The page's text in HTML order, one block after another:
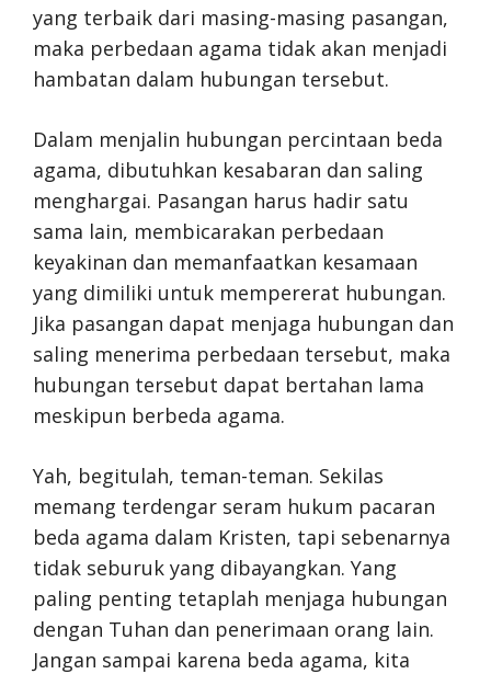
yang terbaik dari masing-masing pasangan,
maka perbedaan agama tidak akan menjadi
hambatan dalam hubungan tersebut.
Dalam menjalin hubungan percintaan beda
agama, dibutuhkan kesabaran dan saling
menghargai. Pasangan harus hadir satu
sama lain, membicarakan perbedaan
keyakinan dan memanfaatkan kesamaan
yang dimiliki untuk mempererat hubungan.
Jika pasangan dapat menjaga hubungan dan
saling menerima perbedaan tersebut, maka
hubungan tersebut dapat bertahan lama
meskipun berbeda agama.
Yah, begitulah, teman-teman. Sekilas
memang terdengar seram hukum pacaran
beda agama dalam Kristen, tapi sebenarnya
tidak seburuk yang dibayangkan. Yang
paling penting tetaplah menjaga hubungan
dengan Tuhan dan penerimaan orang lain.
Jangan sampai karena beda agama, kita